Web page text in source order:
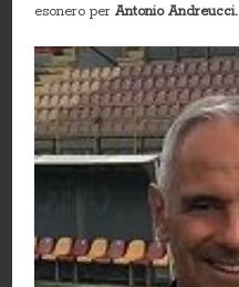
esonero perAntonio Andreucci.